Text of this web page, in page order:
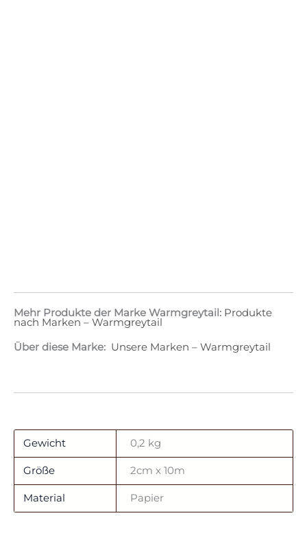
Mehr Produkte der Marke Warmgreytail: Produkte
nach Marken – Warmgreytail
Über diese Marke: Unsere Marken – Warmgreytail
Gewicht 0,2 kg
Größe 2cm x 10m
Material Papier